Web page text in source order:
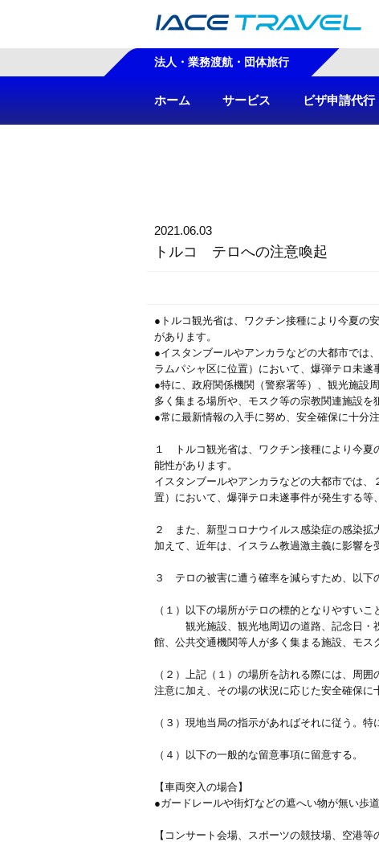
法人・業務渡航・団体旅行
ホーム サービス ビザ申請代行
2021.06.03
トルコ テロへの注意喚起
●トルコ観光省は、ワクチン接種により今夏の
があります。
●イスタンブールやアンカラなどの大都市では
ラムパシャ区に位置）において、爆弾テロ未
●特に、政府関係機関（警察署等）、観光施設
多く集まる場所や、モスク等の宗教関連施設を
●常に最新情報の入手に努め、安全確保に十分
１ トルコ観光省は、ワクチン接種により今夏
能性があります。
イスタンブールやアンカラなどの大都市では
置）において、爆弾テロ未遂事件が発生する等
２ また、新型コロナウイルス感染症の感染拡
加えて、近年は、イスラム教過激主義に影響
３ テロの被害に遭う確率を減らすため、以下
（１）以下の場所がテロの標的となりやすいこ
観光施設、観光地周辺の道路、記念日・祝
館、公共交通機関等人が多く集まる施設、モス
（２）上記（１）の場所を訪れる際には、周
注意に加え、その場の状況に応じた安全確保に
（３）現地当局の指示があればそれに従う。
（４）以下の一般的な留意事項に留意する。
【車両突入の場合】
●ガードレールや街灯などの遮へい物が無い歩
【コンサート会場、スポーツの競技場、空港等